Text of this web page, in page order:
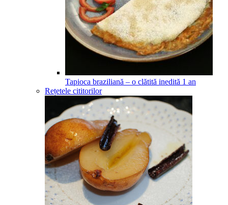
Tapioca braziliană – o clătită inedită 1 an
Rețetele cititorilor